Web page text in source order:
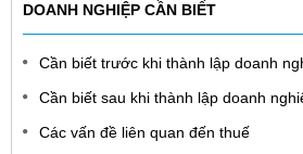
DOANH NGHIỆP CẦN BIẾT
Cần biết trước khi thành lập doanh
Cần biết sau khi thành lập doanh
Các vấn đề liên quan đến thuế